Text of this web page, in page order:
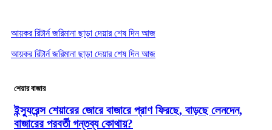
আয়কর রিটার্ন জরিমানা ছাড়া দেয়ার শেষ দিন আজ
আয়কর রিটার্ন জরিমানা ছাড়া দেয়ার শেষ দিন আজ
শেয়ার বাজার
ইন্স্যুরেন্স শেয়ারের জোরে বাজারে প্রাণ ফিরছে, বাড়ছে লেনদেন,
বাজারের পরবর্তী গন্তব্য কোথায়?